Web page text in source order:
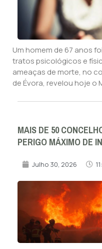
Um homem de 67 anos
tratos psicológicos e
ameaças de morte, no
de Évora, revelou hoje o
MAIS DE 50
PERIGO MÁXIMO DE
Julho 30, 2026